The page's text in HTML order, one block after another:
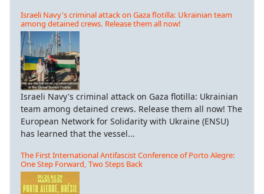
Israeli Navy's criminal attack on Gaza flotilla: Ukrainian team
among detained crews. Release them all now!
Israeli Navy's criminal attack on Gaza flotilla: Ukrainian
team among detained crews. Release them all now! The
European Network for Solidarity with Ukraine (ENSU)
has learned that the vessel...
The First International Antifascist Conference of Porto Alegre:
One Step Forward, Two Steps Back